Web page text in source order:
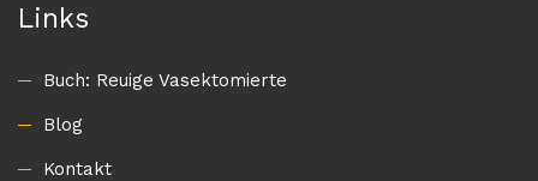
Links
Buch: Reuige Vasektomierte
Blog
Kontakt